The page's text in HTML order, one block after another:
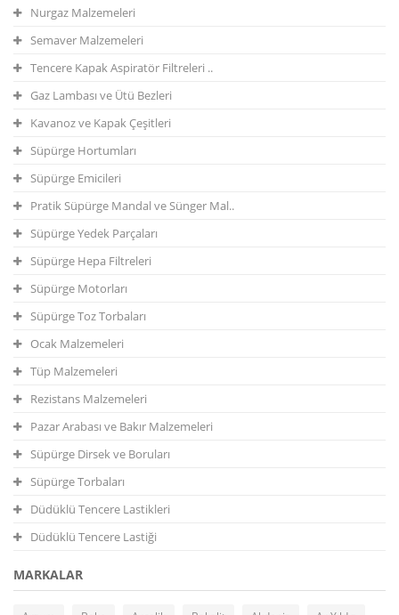
Nurgaz Malzemeleri
Semaver Malzemeleri
Tencere Kapak Aspiratör Filtreleri ..
Gaz Lambası ve Ütü Bezleri
Kavanoz ve Kapak Çeşitleri
Süpürge Hortumları
Süpürge Emicileri
Pratik Süpürge Mandal ve Sünger Mal..
Süpürge Yedek Parçaları
Süpürge Hepa Filtreleri
Süpürge Motorları
Süpürge Toz Torbaları
Ocak Malzemeleri
Tüp Malzemeleri
Rezistans Malzemeleri
Pazar Arabası ve Bakır Malzemeleri
Süpürge Dirsek ve Boruları
Süpürge Torbaları
Düdüklü Tencere Lastikleri
Düdüklü Tencere Lastiği
MARKALAR